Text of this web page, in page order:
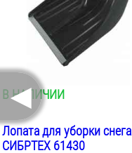
В НАЛИЧИИ
Лопата для уборки снега
СИБРТЕХ 61430
◄